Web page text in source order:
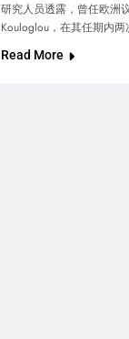
研究人员透露，曾任欧洲
Kouloglou，在其任期内两
Read More